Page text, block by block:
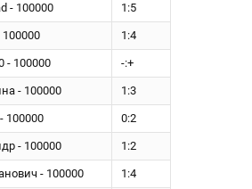
- 100000 1:5
1:4
- 100000 -:+
- 100000 1:3
100000 0:2
- 100000 1:2
- 100000 1:4